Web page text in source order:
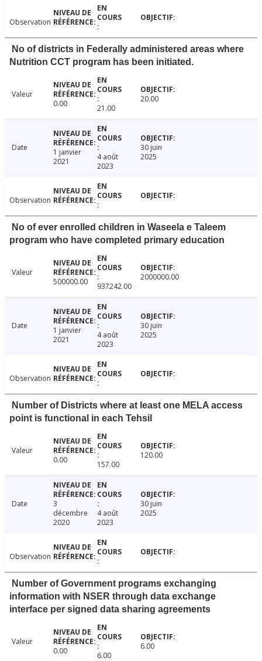
Observation
No of districts in Federally administered areas where
Nutrition CCT program has been initiated.
Valeur
0.00
21.00
20.00
Date
1 janvier
2021
4 août
2023
30 juin
2025
Observation
No of ever enrolled children in Waseela e Taleem
program who have completed primary education
Valeur
500000.00
937242.00
2000000.00
Date
1 janvier
2021
4 août
2023
30 juin
2025
Observation
Number of Districts where at least one MELA access
point is functional in each Tehsil
Valeur
0.00
157.00
120.00
Date
3
décembre
2020
4 août
2023
30 juin
2025
Observation
Number of Government programs exchanging
information with NSER through data exchange
interface per signed data sharing agreements
Valeur
0.00
6.00
6.00